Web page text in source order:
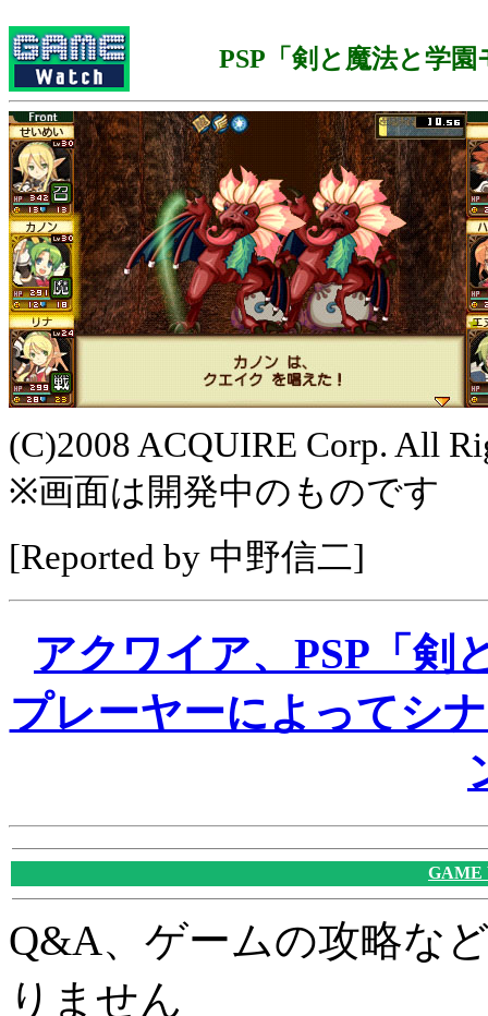
PSP「剣と魔法と学園
(C)2008 ACQUIRE Corp. All
※画面は開発中のものです
[Reported by 中野信二]
アクワイア、PSP「剣
プレーヤーによってシ
GAME
Q&A、ゲームの攻略な
りません